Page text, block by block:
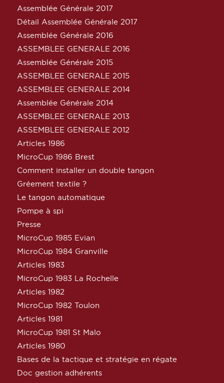
Assemblée Générale 2017
Détail Assemblée Générale 2017
Assemblée Générale 2016
ASSEMBLEE GENERALE 2016
Assemblée Générale 2015
ASSEMBLEE GENERALE 2015
ASSEMBLEE GENERALE 2014
Assemblée Générale 2014
ASSEMBLEE GENERALE 2013
ASSEMBLEE GENERALE 2012
Articles 1986
MicroCup 1986 Brest
Comment installer un double tangon
Gréement textile ?
Le tangon automatique
Pompe à spi
Presse
MicroCup 1985 Evian
MicroCup 1984 Granville
Articles 1983
MicroCup 1983 La Rochelle
Articles 1982
MicroCup 1982 Toulon
Articles 1981
MicroCup 1981 St Malo
Articles 1980
Bases de la tactique et stratégie en régate
Doc gestion adhérents